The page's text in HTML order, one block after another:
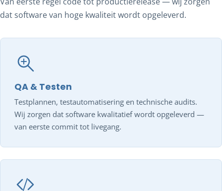
dat software van hoge kwaliteit wordt opgeleverd.
QA & Testen
Testplannen, testautomatisering en technische audits.
Wij zorgen dat software kwalitatief wordt opgeleverd —
van eerste commit tot livegang.